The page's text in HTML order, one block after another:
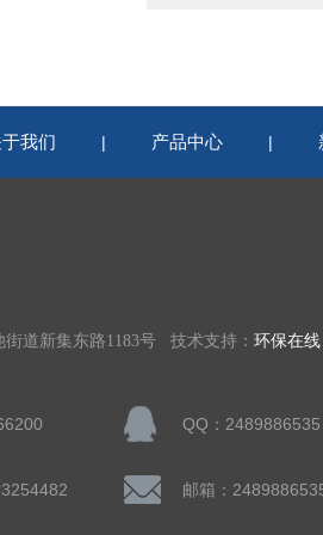
我们 | 产品中心 |
道新集东路1183号 技术支持： 环保在线
QQ：2489886535
邮箱：